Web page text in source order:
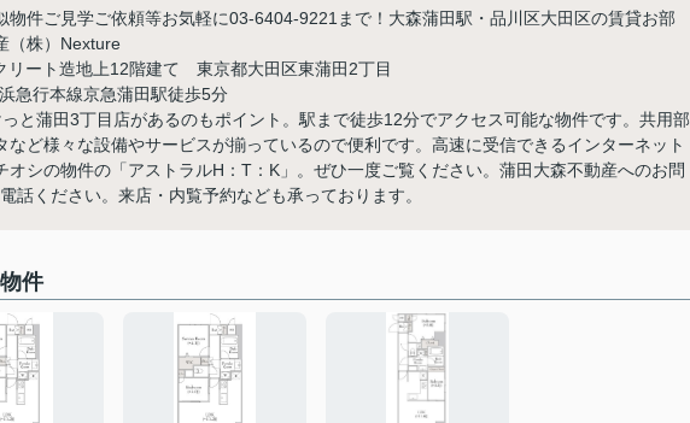
物件ご見学ご依頼等お気軽に03-6404-9221まで！大森蒲田駅・品川区大田区の賃貸お部
（株）Nexture
リート造地上12階建て 東京都大田区東蒲田2丁目
急行本線京急蒲田駅徒歩5分
と蒲田3丁目店があるのもポイント。駅まで徒歩12分でアクセス可能な物件です。共用部
など様々な設備やサービスが揃っているので便利です。高速に受信できるインターネット
オシの物件の「アストラルH：T：K」。ぜひ一度ご覧ください。蒲田大森不動産へのお問
話ください。来店・内覧予約なども承っております。
件